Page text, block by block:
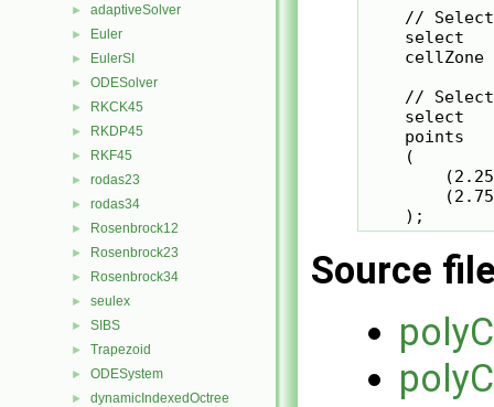
► adaptiveSolver
► Euler
► EulerSI
► ODESolver
► RKCK45
► RKDP45
► RKF45
► rodas23
► rodas34
► Rosenbrock12
► Rosenbrock23
► Rosenbrock34
► seulex
► SIBS
► Trapezoid
► ODESystem
► dynamicIndexedOctree
//
select
cellZone
//
select
    points
    (
Source